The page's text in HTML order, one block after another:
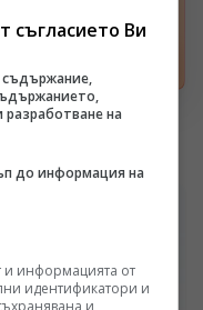
съгласието Ви
съдържание,
разработване на
до информация на
и информацията от
идентификатори и
и